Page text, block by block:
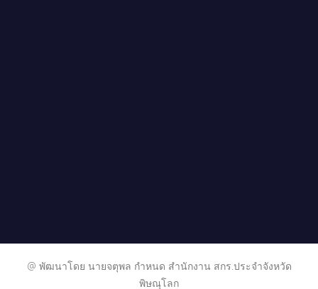
@ พัฒนาโดย นายจตุพล กำหนด สำนักงาน สกร.ประจำจังหวัด
พิษณุโลก